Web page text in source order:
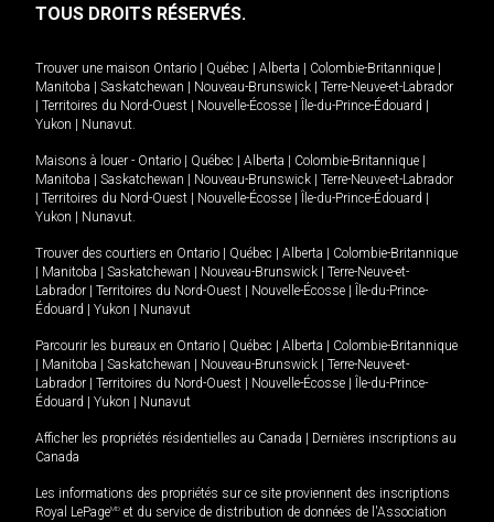
TOUS DROITS RÉSERVÉS.
Trouver une maison Ontario Québec Alberta Colombie-Britannique
Manitoba
Saskatchewan Nouveau-Brunswick
Terre-Neuve-et-Labrador
Territoires du Nord-Ouest Nouvelle-Écosse Île-du-Prince-Édouard
Yukon
Nunavut.
Maisons à louer - Ontario Québec Alberta Colombie-Britannique
Manitoba
Saskatchewan Nouveau-Brunswick
Terre-Neuve-et-Labrador
Territoires du Nord-Ouest Nouvelle-Écosse Île-du-Prince-Édouard
Yukon
Nunavut.
Trouver des courtiers en Ontario Québec Alberta
Colombie-Britannique
Manitoba Saskatchewan Nouveau-Brunswick
Terre-Neuve-et-
Labrador
Territoires du Nord-Ouest Nouvelle-Écosse
Île-du-Prince-
Édouard
Yukon Nunavut
Parcourir les bureaux en Ontario Québec Alberta
Colombie-Britannique
Manitoba Saskatchewan Nouveau-Brunswick
Terre-Neuve-et-
Labrador
Territoires du Nord-Ouest Nouvelle-Écosse
Île-du-Prince-
Édouard
Yukon Nunavut
Afficher les propriétés résidentielles au Canada
Dernières inscriptions au
Canada
Les informations des propriétés sur ce site proviennent des inscriptions
Royal LePageMD et du service de distribution de données de l'Association